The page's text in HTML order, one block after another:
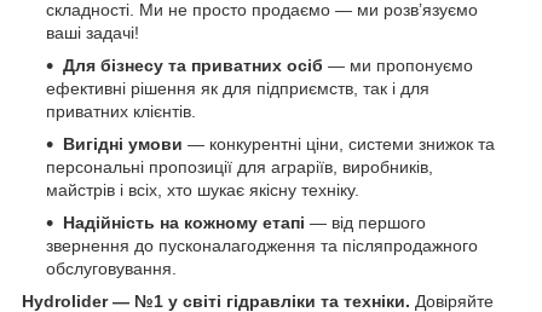
складності. Ми не просто продаємо — ми розв’язуємо
ваші задачі!
Для бізнесу та приватних осіб — ми пропонуємо
ефективні рішення як для підприємств, так і для
приватних клієнтів.
Вигідні умови — конкурентні ціни, системи знижок та
персональні пропозиції для аграріїв, виробників,
майстрів і всіх, хто шукає якісну техніку.
Надійність на кожному етапі — від першого
звернення до пусконалагодження та післяпродажного
обслуговування.
Hydrolider — №1 у світі гідравліки та техніки. Довіряйте